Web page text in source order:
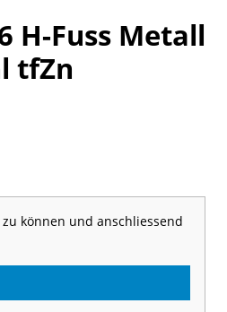
H-Fuss Metall
tfZn
können und anschliessend